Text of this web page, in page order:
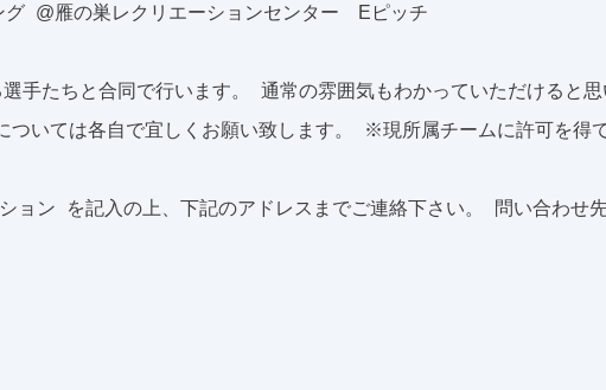
@雁の巣レクリエーションセンター Eピッチ
手たちと合同で行います。 通常の雰囲気もわかっていただけると
ついては各自で宜しくお願い致します。 ※現所属チームに許可を得
ョン を記入の上、下記のアドレスまでご連絡下さい。 問い合わせ